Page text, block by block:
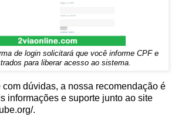
de login solicitará que você informe CPF e
para liberar acesso ao sistema.
dúvidas, a nossa recomendação é
informações e suporte junto ao site
.